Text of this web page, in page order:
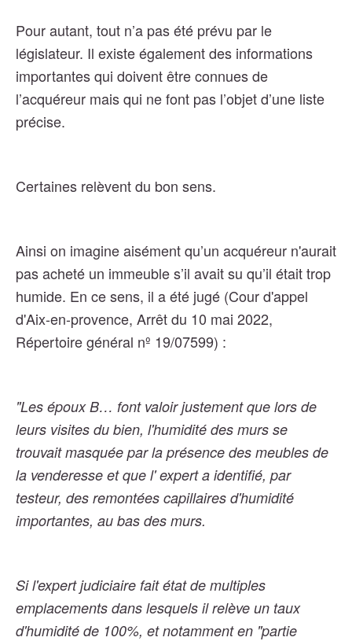
Pour autant, tout n’a pas été prévu par le
législateur. Il existe également des informations
importantes qui doivent être connues de
l’acquéreur mais qui ne font pas l’objet d’une liste
précise.
Certaines relèvent du bon sens.
Ainsi on imagine aisément qu’un acquéreur n'aurait
pas acheté un immeuble s’il avait su qu’il était trop
humide. En ce sens, il a été jugé (Cour d'appel
d'Aix-en-provence, Arrêt du 10 mai 2022,
Répertoire général nº 19/07599) :
"Les époux B… font valoir justement que lors de
leurs visites du bien, l'humidité des murs se
trouvait masquée par la présence des meubles de
la venderesse et que l' expert a identifié, par
testeur, des remontées capillaires d'humidité
importantes, au bas des murs.
Si l'expert judiciaire fait état de multiples
emplacements dans lesquels il relève un taux
d'humidité de 100%, et notamment en "partie